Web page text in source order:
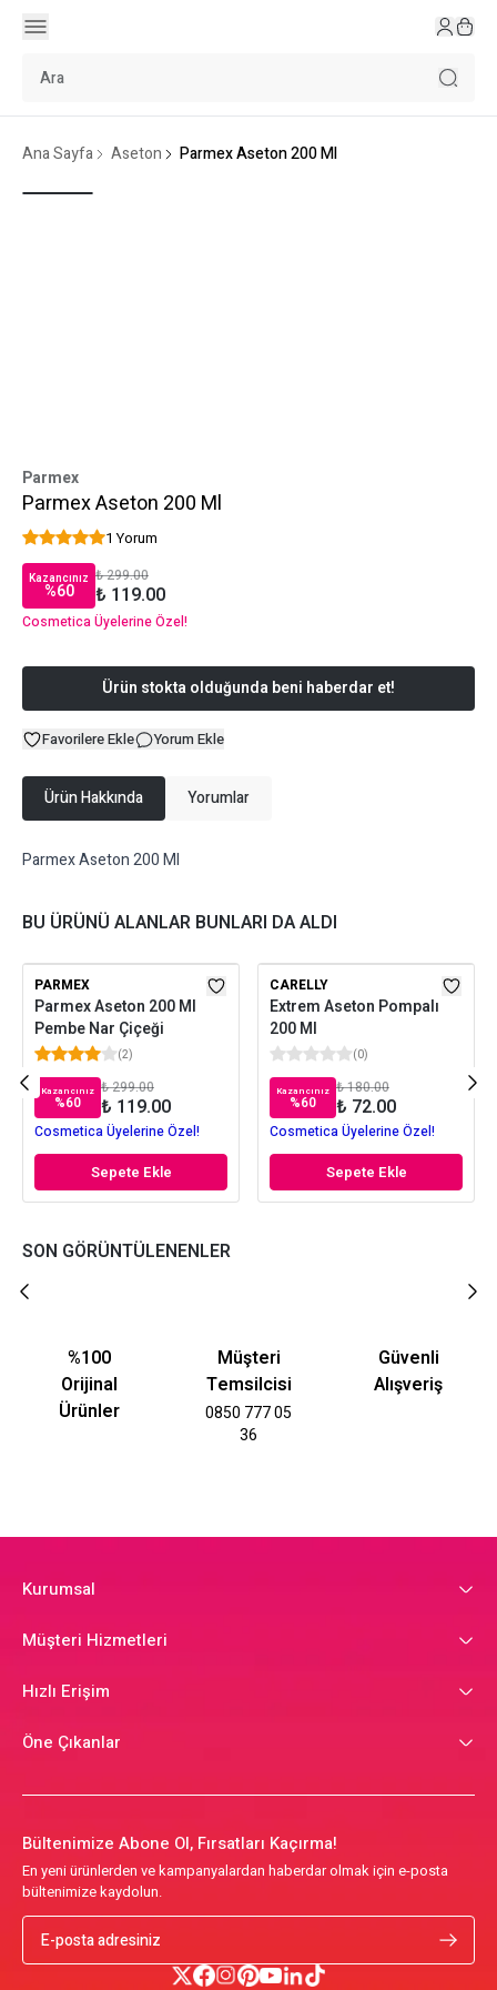
Ana Sayfa Aseton Parmex Aseton 200 Ml
Parmex
Parmex Aseton 200 Ml
1 Yorum
Kazancınız
%60
₺ 299.00
₺ 119.00
Cosmetica Üyelerine Özel!
Ürün stokta olduğunda beni haberdar et!
Favorilere Ekle Yorum Ekle
Ürün Hakkında Yorumlar
Parmex Aseton 200 Ml
BU ÜRÜNÜ ALANLAR BUNLARI DA ALDI
PARMEX
Parmex Aseton 200 Ml
Pembe Nar Çiçeği
(2)
Kazancınız
%60
₺ 299.00
₺ 119.00
Cosmetica Üyelerine Özel!
Sepete Ekle
CARELLY
Extrem Aseton Pompalı
200 Ml
(0)
Kazancınız
%60
₺ 180.00
₺ 72.00
Cosmetica Üyelerine Özel!
Sepete Ekle
SON GÖRÜNTÜLENENLER
%100
Orijinal
Ürünler
Müşteri
Temsilcisi
0850 777 05
36
Güvenli
Alışveriş
Kurumsal
Müşteri Hizmetleri
Hızlı Erişim
Öne Çıkanlar
Bültenimize Abone Ol, Fırsatları Kaçırma!
En yeni ürünlerden ve kampanyalardan haberdar olmak için e-posta
bültenimize kaydolun.